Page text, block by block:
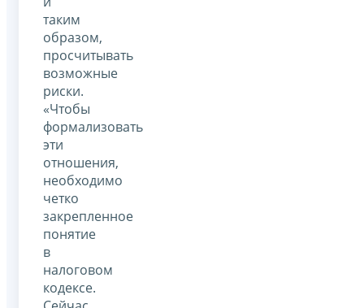
таким
образом,
просчитывать
возможные
риски.
«Чтобы
формализовать
эти
отношения,
необходимо
четко
закрепленное
понятие
в
налоговом
кодексе.